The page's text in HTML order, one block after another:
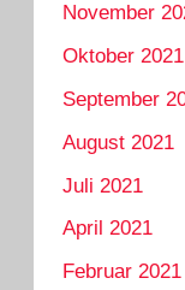
November
Oktober 2021
September
August 2021
Juli 2021
April 2021
Februar 2021